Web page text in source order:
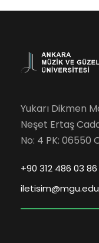
Yukarı Dikmen
Neşet Ertaş
No: 4 PK: 06550
+90 312 486 03 86